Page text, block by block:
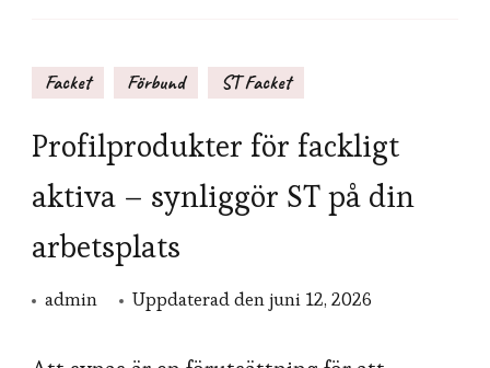
Facket Förbund ST Facket
Profilprodukter för fackligt
aktiva – synliggör ST på din
arbetsplats
admin Uppdaterad den juni 12, 2026